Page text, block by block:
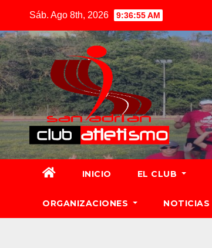
Sáb. Ago 8th, 2026 9:36:57 AM
INICIO EL CLUB
ORGANIZACIONES NOTICIAS